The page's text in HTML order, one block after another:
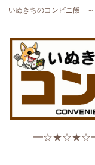
いぬきちのコンビニ飯 ～